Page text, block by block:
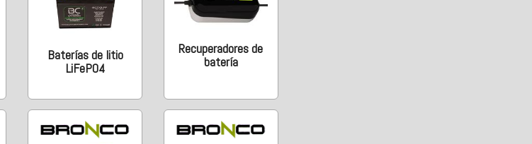
Baterías de litio
LiFePO4
Recuperadores de
batería